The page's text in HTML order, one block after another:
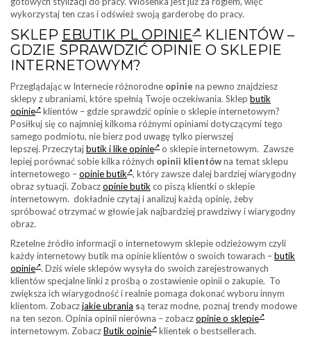
wykorzystaj ten czas i odśwież swoją garderobę do pracy.
SKLEP EBUTIK PL OPINIE
KLIENTÓW –
GDZIE SPRAWDZIĆ OPINIE O SKLEPIE
INTERNETOWYM?
Przeglądając w Internecie różnorodne opinie na pewno znajdziesz
sklepy z ubraniami, które spełnią Twoje oczekiwania. Sklep butik
opinie
klientów – gdzie sprawdzić opinie o sklepie internetowym?
Posiłkuj się co najmniej kilkoma różnymi opiniami dotyczącymi tego
samego podmiotu, nie bierz pod uwagę tylko pierwszej
lepszej. Przeczytajbutik i like opinie
o sklepie internetowym. Zawsze
lepiej porównać sobie kilka różnych opinii klientówna temat sklepu
internetowego –opinie butik , który zawsze dalej bardziej wiarygodny
obraz sytuacji. Zobaczopinie butikco piszą klientki o sklepie
internetowym. dokładnie czytaj i analizuj każdą opinię, żeby
spróbować otrzymać w głowie jak najbardziej prawdziwy i wiarygodny
obraz.
Rzetelne źródło informacji o internetowym sklepie odzieżowym czyli
każdy internetowy butik ma opinie klientów o swoich towarach –butik
opinie . Dziś wiele sklepów wysyła do swoich zarejestrowanych
klientów specjalne linki z prośbą o zostawienie opinii o zakupie. To
zwiększa ich wiarygodność i realnie pomaga dokonać wyboru innym
klientom. Zobaczjakie ubrania są teraz modne, poznaj trendy modowe
na ten sezon. Opinia opinii nierówna – zobaczopinie o sklepie
internetowym. ZobaczButik opinie
klientek o bestsellerach.